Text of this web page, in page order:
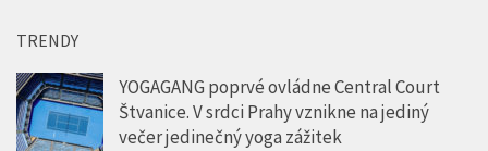
TRENDY
YOGAGANG poprvé ovládne Central Court
Štvanice. V srdci Prahy vznikne na jediný
večer jedinečný yoga zážitek